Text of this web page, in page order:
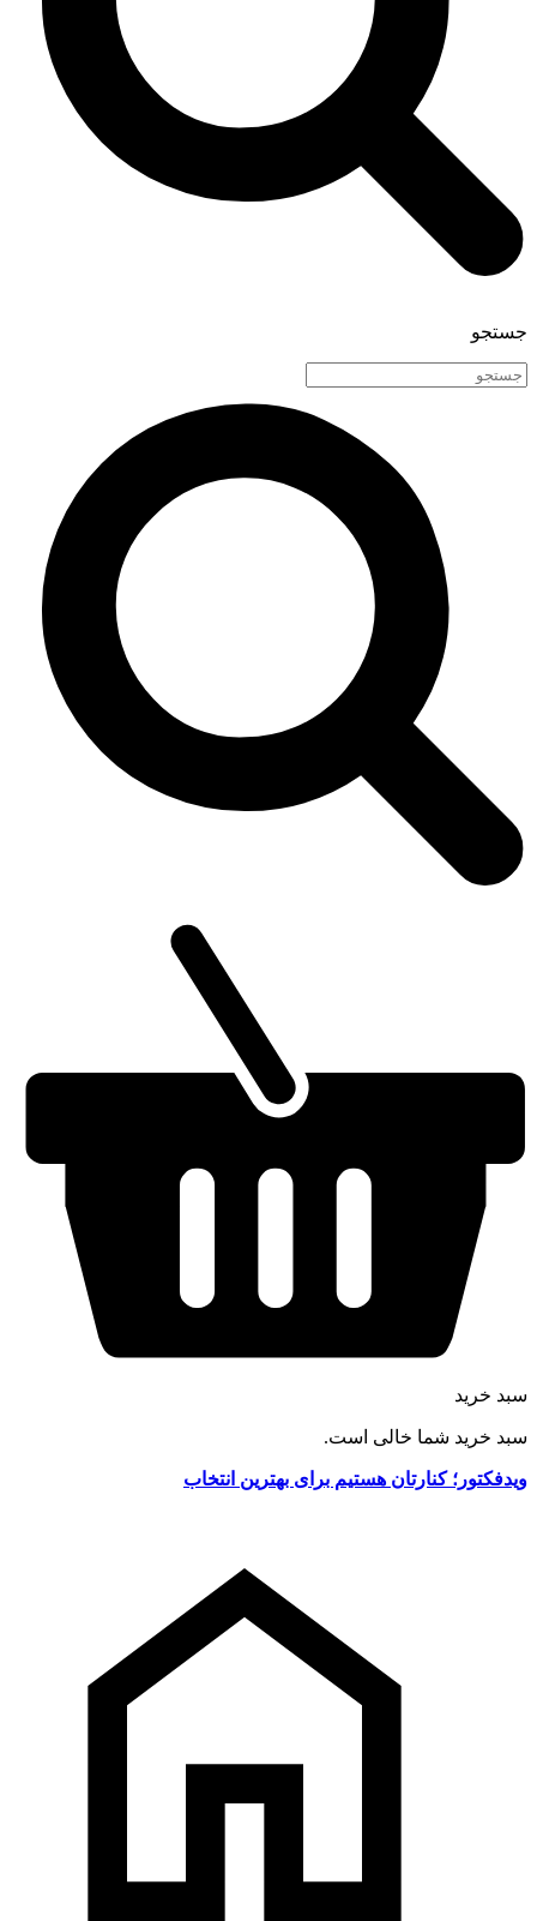
جستجو
سبد خرید
سبد خرید شما خالی است.
ویدفکتور؛ کنارتان هستیم برای بهترین انتخاب